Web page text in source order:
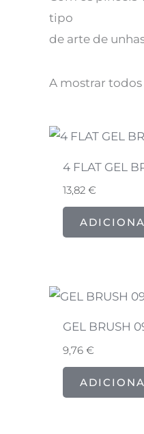
tipo
de arte de
A mostrar todos
4 FLAT GEL
13,82€
GEL BRUSH
9,76€